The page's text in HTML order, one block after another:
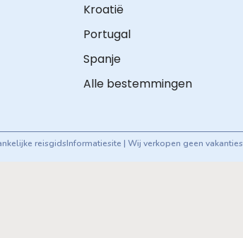
Kroatië
Portugal
Spanje
Alle bestemmingen
reisgidsInformatiesite | Wij verkopen geen vakanties